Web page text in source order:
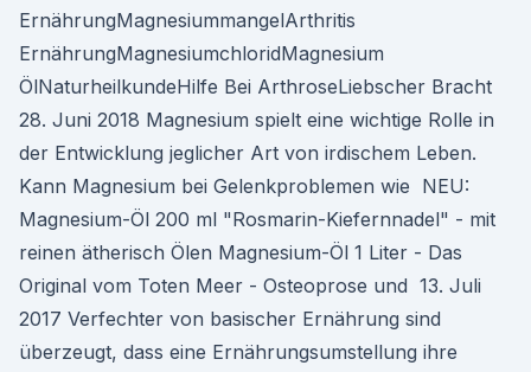
ErnährungMagnesiummangelArthritis
ErnährungMagnesiumchloridMagnesium
ÖlNaturheilkundeHilfe Bei ArthroseLiebscher Bracht
28. Juni 2018 Magnesium spielt eine wichtige Rolle in
der Entwicklung jeglicher Art von irdischem Leben.
Kann Magnesium bei Gelenkproblemen wie NEU:
Magnesium-Öl 200 ml "Rosmarin-Kiefernnadel" - mit
reinen ätherisch Ölen Magnesium-Öl 1 Liter - Das
Original vom Toten Meer - Osteoprose und 13. Juli
2017 Verfechter von basischer Ernährung sind
überzeugt, dass eine Ernährungsumstellung ihre